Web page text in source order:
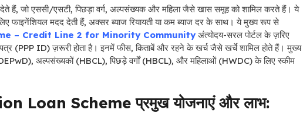
देते हैं, जो एससी/एसटी, पिछड़ा वर्ग, अल्पसंख्यक और महिला जैसे खास समूह को शामिल करते हैं। ये
फाइनेंशियल मदद देती हैं, अक्सर ब्याज रियायती या कम ब्याज दर के साथ। ये मुख्य रूप से
– Credit Line 2 for Minority Community अंत्योदय-सरल पोर्टल के ज़रिए
पत्र (PPP ID) ज़रूरी होता है। इनमें फीस, किताबें और रहने के खर्च जैसे खर्चे शामिल होते हैं। मुख्य
(DEPwD), अल्पसंख्यकों (HBCL), पिछड़े वर्गों (HBCL), और महिलाओं (HWDC) के लिए स्कीम
Loan Scheme प्रमुख योजनाएं और लाभ: